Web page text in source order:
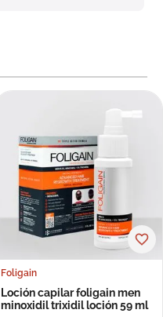
Foligain
Loción capilar foligain men
minoxidil trixidil loción 59 ml